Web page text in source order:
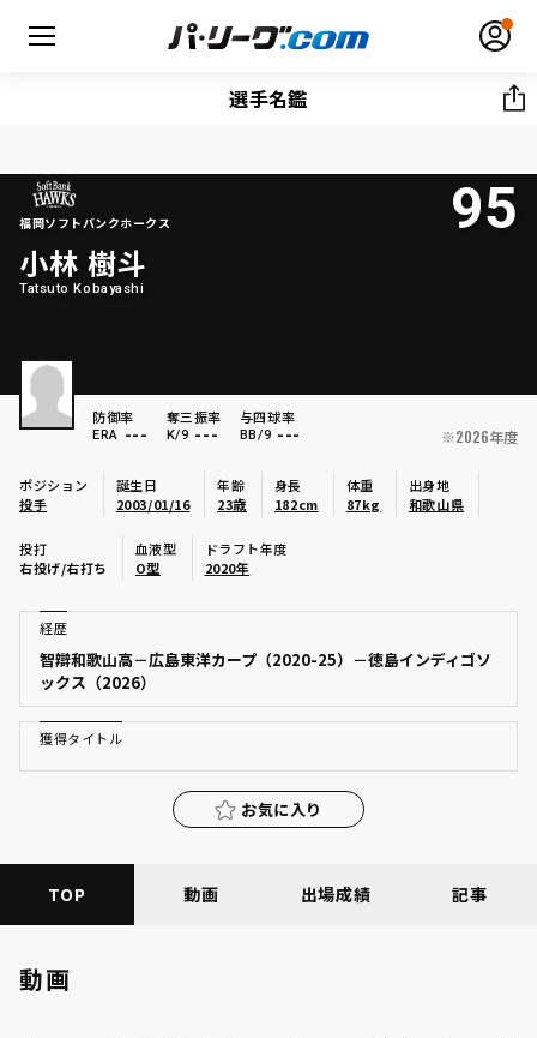
無料アカウント登録
HOME
日程・結果
順位表･成績
1軍公式戦
ファーム東地区
ファーム中地区
ファーム西地区
交流戦
選手名鑑トップ
東北楽天ゴールデンイーグルス
埼玉西武ライオンズ
千葉ロッテマリーンズ
福岡ソフトバンクホークス
設定
選手名鑑
福岡ソフトバンクホークス
小林 樹斗
Tatsuto Kobayashi
95
防御率
ERA ---
奪三振率
K/9 ---
与四球率
BB/9 --- ※2026年度
ポジション
投手
誕生日
2003/01/16
年齢
23歳
身長
182cm
体重
87kg
出身地
和歌山県
投打
右投げ/右打ち
血液型
O型
ドラフト年度
2020年
経歴
智辯和歌山高－広島東洋カープ（2020-25）－徳島インディゴソ
ックス（2026）
獲得タイトル
お気に入り
TOP 動画 出場成績 記事
動画